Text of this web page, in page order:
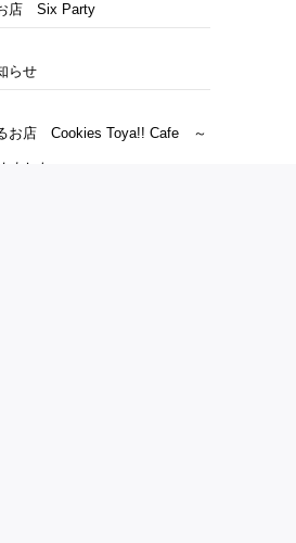
店 Six Party
らせ
お店 Cookies Toya!! Cafe ～
ました～